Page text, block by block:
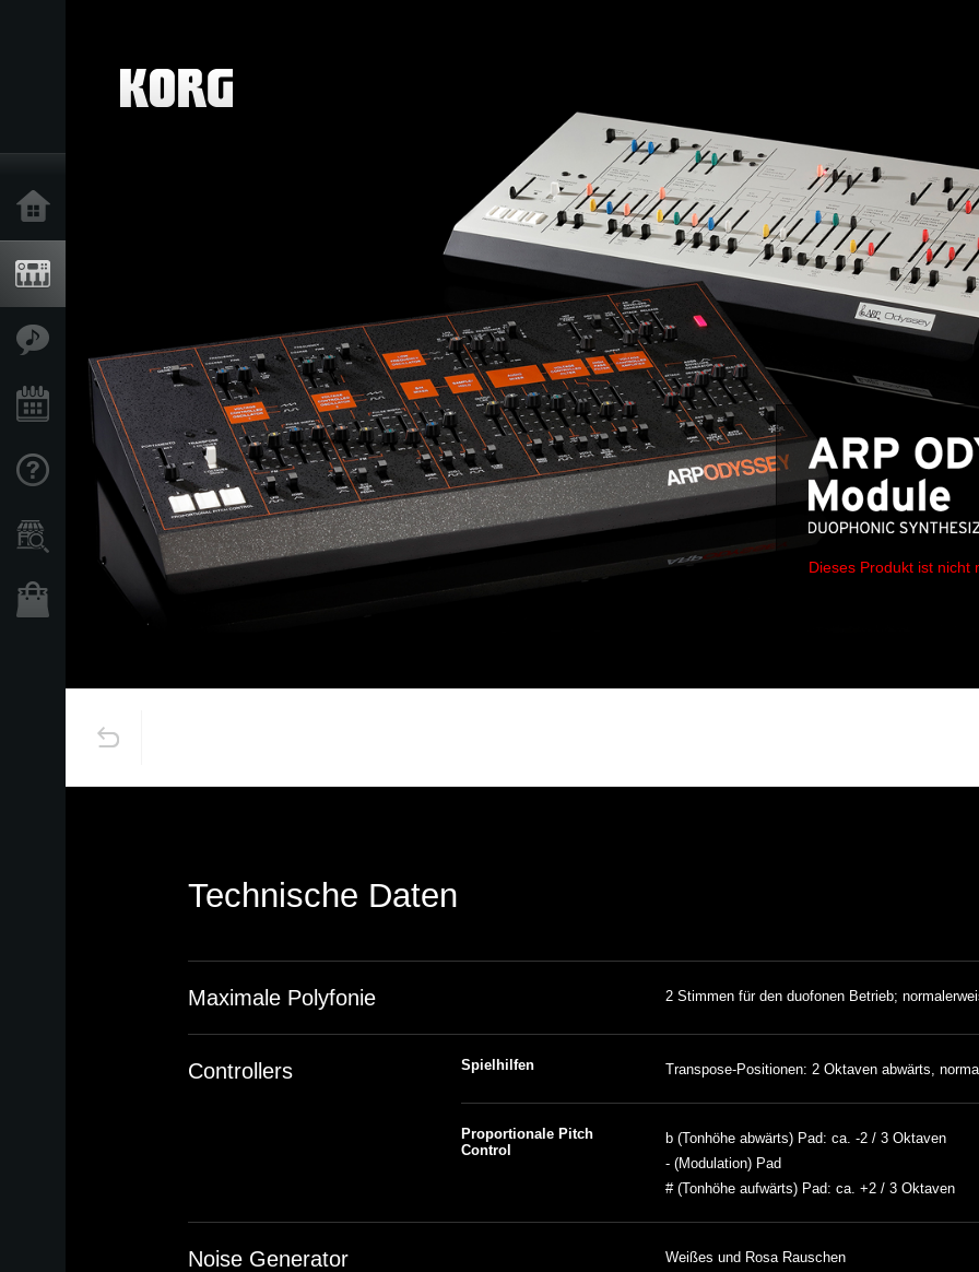
Events
Support
Händlersuche
Dieses Produkt ist nicht
Technische Daten
Maximale Polyfonie 2 Stimmen für den duofonen Betrieb;
Controllers Spielhilfen Transpose-Positionen: 2 Oktaven abwärts,
Proportionale Pitch
Control
b (Tonhöhe abwärts) Pad: ca. -2 / 3 Oktaven
- (Modulation) Pad
# (Tonhöhe aufwärts) Pad: ca. +2 / 3 Oktaven
Noise Generator Weißes und Rosa Rauschen